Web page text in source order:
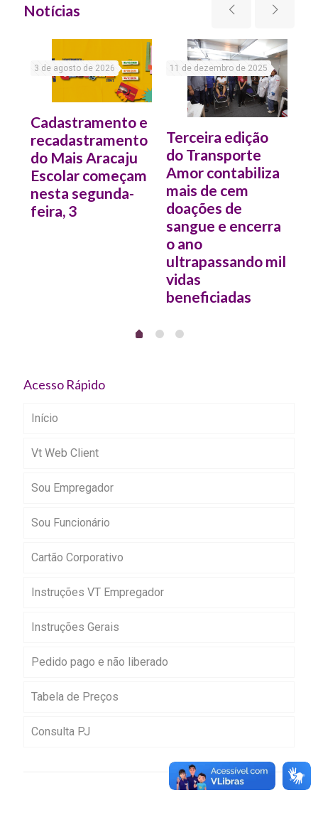
Notícias
3 de agosto de 2026
Cadastramento e
recadastramento
do Mais Aracaju
Escolar começam
nesta segunda-
feira, 3
11 de dezembro de 2025
Terceira edição
do Transporte
Amor contabiliza
mais de cem
doações de
sangue e encerra
o ano
ultrapassando mil
vidas
beneficiadas
Acesso Rápido
Início
Vt Web Client
Sou Empregador
Sou Funcionário
Cartão Corporativo
Instruções VT Empregador
Instruções Gerais
Pedido pago e não liberado
Tabela de Preços
Consulta PJ